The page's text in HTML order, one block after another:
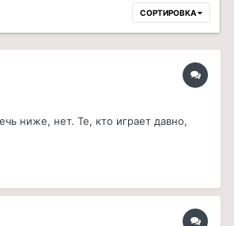
СОРТИРОВКА
ниже, нет. Те, кто играет давно,